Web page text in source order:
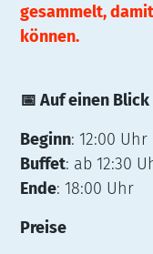
gesammelt,
können.
📅 Auf einen Blick
Beginn: 12:00 Uhr
Buffet: ab 12:30
Ende: 18:00 Uhr
Preise